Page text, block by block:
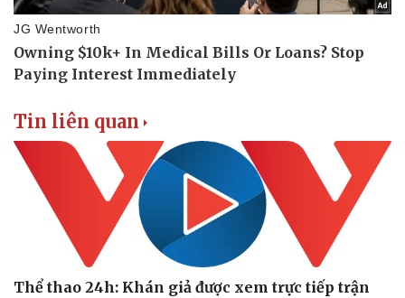
Tin liên quan
Thể thao 24h: Khán giả được xem trực tiếp trận